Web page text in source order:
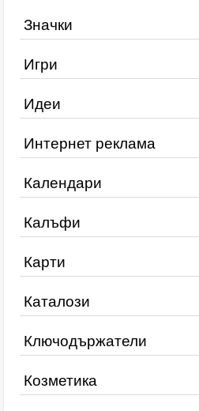
Значки
Игри
Идеи
Интернет реклама
Календари
Калъфи
Карти
Каталози
Ключодържатели
Козметика